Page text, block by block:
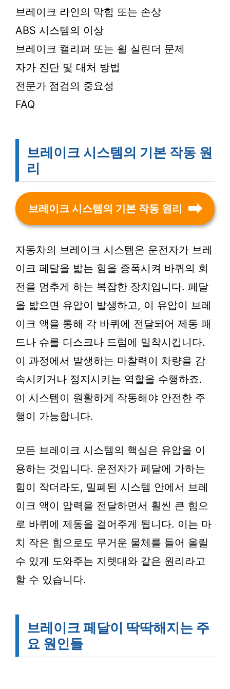
브레이크 라인의 막힘 또는 손상
ABS 시스템의 이상
브레이크 캘리퍼 또는 휠 실린더 문제
자가 진단 및 대처 방법
전문가 점검의 중요성
FAQ
브레이크 시스템의 기본 작동 원
리
브레이크 시스템의 기본 작동 원리
자동차의 브레이크 시스템은 운전자가 브레
이크 페달을 밟는 힘을 증폭시켜 바퀴의 회
전을 멈추게 하는 복잡한 장치입니다. 페달
을 밟으면 유압이 발생하고, 이 유압이 브레
이크 액을 통해 각 바퀴에 전달되어 제동 패
드나 슈를 디스크나 드럼에 밀착시킵니다.
이 과정에서 발생하는 마찰력이 차량을 감
속시키거나 정지시키는 역할을 수행하죠.
이 시스템이 원활하게 작동해야 안전한 주
행이 가능합니다.
모든 브레이크 시스템의 핵심은 유압을 이
용하는 것입니다. 운전자가 페달에 가하는
힘이 작더라도, 밀폐된 시스템 안에서 브레
이크 액이 압력을 전달하면서 훨씬 큰 힘으
로 바퀴에 제동을 걸어주게 됩니다. 이는 마
치 작은 힘으로도 무거운 물체를 들어 올릴
수 있게 도와주는 지렛대와 같은 원리라고
할 수 있습니다.
브레이크 페달이 딱딱해지는 주
요 원인들